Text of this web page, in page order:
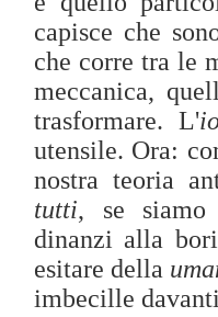
capisce che
che corre tra le
meccanica,
trasformare. L'
utensile. Ora:
nostra teoria
tutti, se siamo
dinanzi alla
esitare della
imbecille